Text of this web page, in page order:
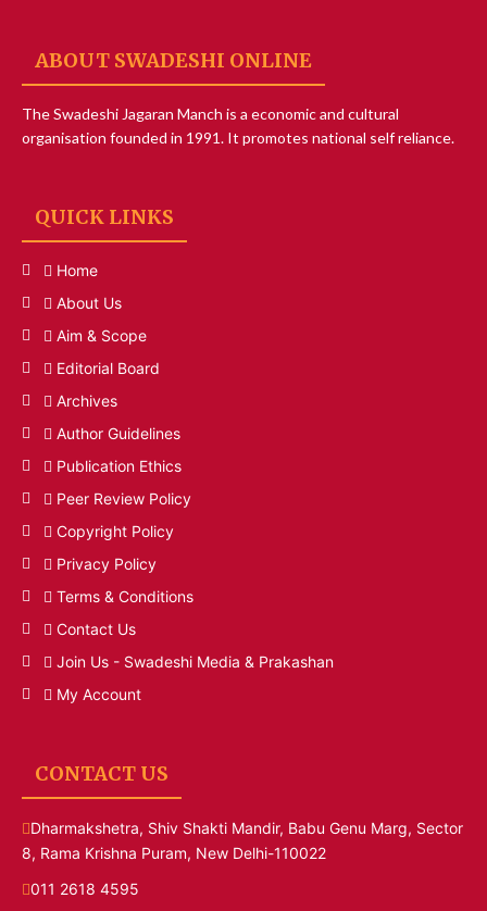
ABOUT SWADESHI ONLINE
The Swadeshi Jagaran Manch is a economic and cultural
organisation founded in 1991. It promotes national self reliance.
QUICK LINKS
Home
About Us
Aim & Scope
Editorial Board
Archives
Author Guidelines
Publication Ethics
Peer Review Policy
Copyright Policy
Privacy Policy
Terms & Conditions
Contact Us
Join Us - Swadeshi Media & Prakashan
My Account
CONTACT US
Dharmakshetra, Shiv Shakti Mandir, Babu Genu Marg, Sector
8, Rama Krishna Puram, New Delhi-110022
011 2618 4595